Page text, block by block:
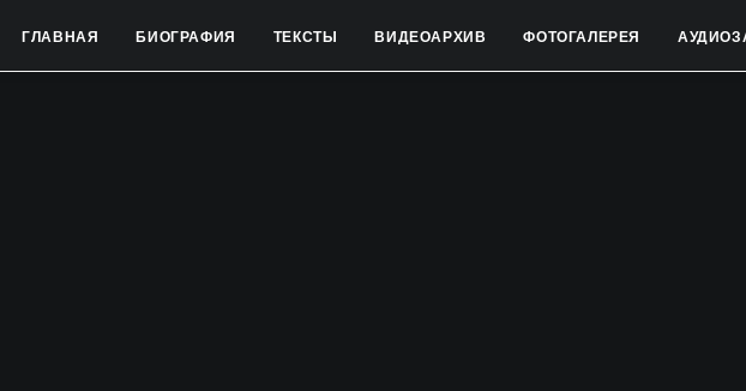
ГЛАВНАЯ БИОГРАФИЯ ТЕКСТЫ ВИДЕОАРХИВ ФОТОГАЛЕРЕЯ